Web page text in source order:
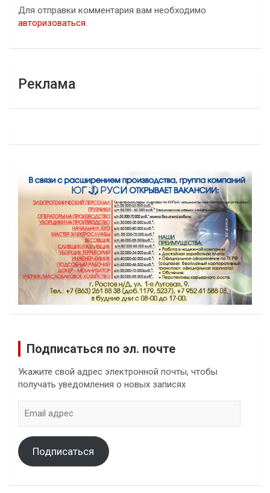
Для отправки комментария вам необходимо
авторизоваться.
Реклама
Подписаться по эл. почте
Укажите свой адрес электронной почты, чтобы
получать уведомления о новых записях
адрес
Подписаться